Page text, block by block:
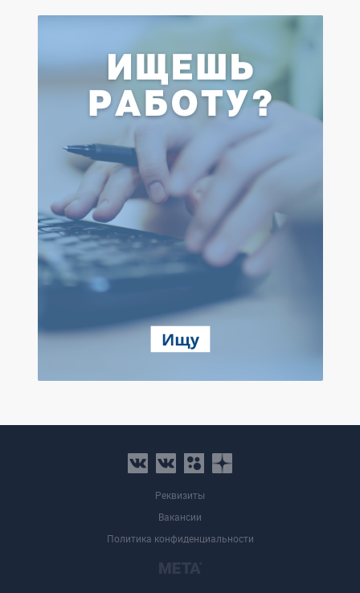
Реквизиты
Вакансии
Политика конфиденциальности